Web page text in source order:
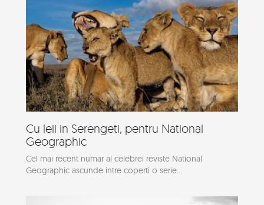
Cu leii in Serengeti, pentru National
Geographic
Cel mai recent numar al celebrei reviste National
Geographic ascunde intre coperti o serie...